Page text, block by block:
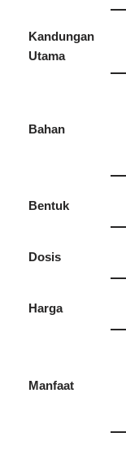
Kandungan
Utama
Bahan
Bentuk
Dosis
Harga
Manfaat